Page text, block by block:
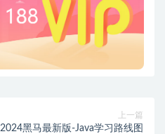
上一篇
2024黑马最新版-Java学习路线图